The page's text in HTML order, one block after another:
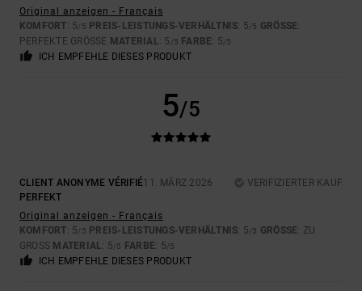
Original anzeigen - Français
KOMFORT: 5/5 PREIS-LEISTUNGS-VERHÄLTNIS: 5/5 GRÖSSE :
PERFEKTE GRÖSSE MATERIAL: 5 /5 FARBE: 5/5
ICH EMPFEHLE DIESES PRODUKT
5/5
CLIENT ANONYME VÉRIFIÉ11. MÄRZ 2026
VERIFIZIERTER KAUF
PERFEKT
Original anzeigen - Français
KOMFORT: 5/5 PREIS-LEISTUNGS-VERHÄLTNIS: 5/5 GRÖSSE : ZU
GROSS MATERIAL: 5/5 FARBE: 5/5
ICH EMPFEHLE DIESES PRODUKT